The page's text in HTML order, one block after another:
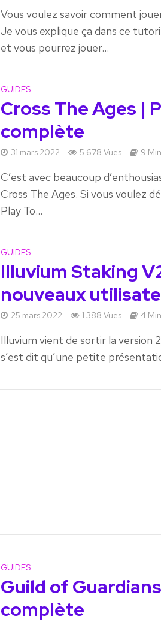
Vous voulez savoir comment
Je vous explique ça dans ce
et vous pourrez jouer...
GUIDES
Cross The Ages |
complète
31 mars 2022 5 678 Vues 9
C’est avec beaucoup
Cross The Ages. Si vous voulez
Play To...
GUIDES
Illuvium Staking
nouveaux
25 mars 2022 1 388 Vues 4
Illuvium vient de sortir la version
s’est dit qu’une petite
GUIDES
Guild of
complète